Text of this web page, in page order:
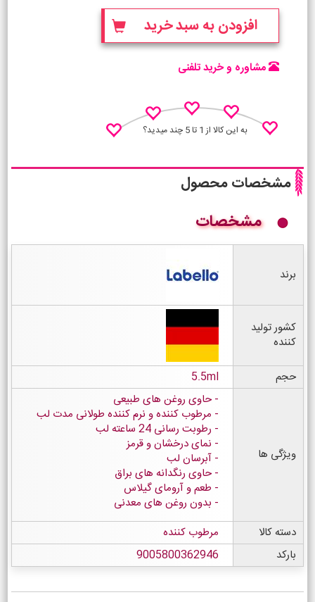
افزودن به سبد خرید
مشاوره و خرید تلفنی
به این کالا از 1 تا 5 چند میدید؟
مشخصات محصول
مشخصات
برند
کشور تولید
کننده
حجم
5.5ml
ویژگی ها
حاوی روغن های طبیعی
مرطوب کننده و نرم کننده طولانی مدت لب
رطوبت رسانی 24 ساعته لب
نمای درخشان و قرمز
آبرسان لب
حاوی رنگدانه های براق
طعم و آرومای گیلاس
بدون روغن های معدنی
دسته کالا
مرطوب کننده
بارکد
9005800362946